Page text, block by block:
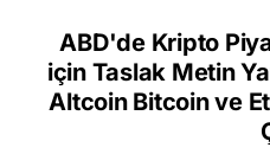
ABD'de Kripto
için Taslak Metin
Altcoin Bitcoin ve